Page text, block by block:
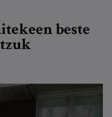
beste